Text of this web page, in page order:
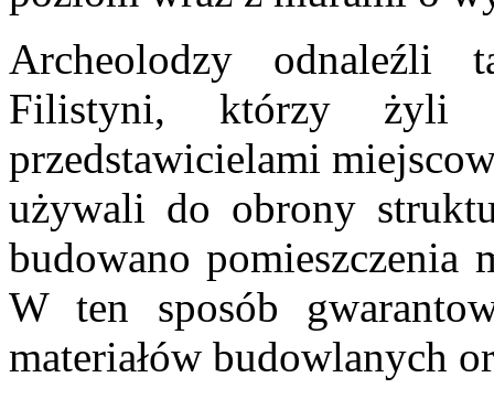
Archeolodzy odnaleźli
Filistyni, którzy
przedstawicielami
używali do obrony
budowano pomieszczenia
W ten sposób
materiałów budowlanych